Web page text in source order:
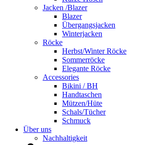
Jacken /Blazer
Blazer
Übergangsjacken
Winterjacken
Röcke
Herbst/Winter Röcke
Sommerröcke
Elegante Röcke
Accessories
Bikini / BH
Handtaschen
Mützen/Hüte
Schals/Tücher
Schmuck
Über uns
Nachhaltigkeit